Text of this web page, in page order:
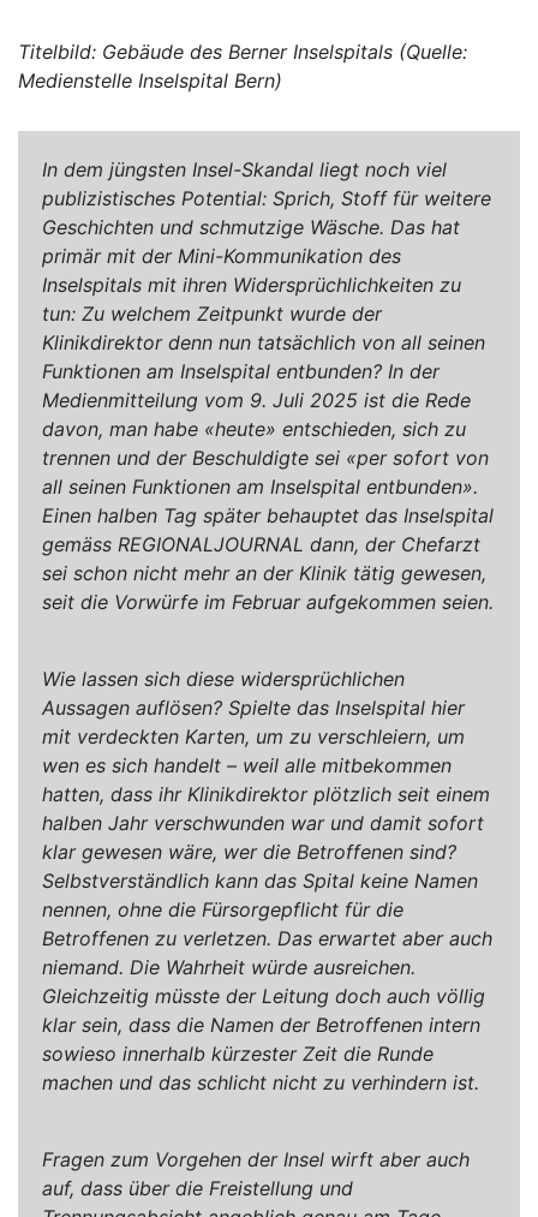
Titelbild: Gebäude des Berner Inselspitals (Quelle:
Medienstelle Inselspital Bern)
In dem jüngsten Insel-Skandal liegt noch viel
publizistisches Potential: Sprich, Stoff für weitere
Geschichten und schmutzige Wäsche. Das hat
primär mit der Mini-Kommunikation des
Inselspitals mit ihren Widersprüchlichkeiten zu
tun: Zu welchem Zeitpunkt wurde der
Klinikdirektor denn nun tatsächlich von all seinen
Funktionen am Inselspital entbunden? In der
Medienmitteilung vom 9. Juli 2025 ist die Rede
davon, man habe «heute» entschieden, sich zu
trennen und der Beschuldigte sei «per sofort von
all seinen Funktionen am Inselspital entbunden».
Einen halben Tag später behauptet das Inselspital
gemäss REGIONALJOURNAL dann, der Chefarzt
sei schon nicht mehr an der Klinik tätig gewesen,
seit die Vorwürfe im Februar aufgekommen seien.
Wie lassen sich diese widersprüchlichen
Aussagen auflösen? Spielte das Inselspital hier
mit verdeckten Karten, um zu verschleiern, um
wen es sich handelt – weil alle mitbekommen
hatten, dass ihr Klinikdirektor plötzlich seit einem
halben Jahr verschwunden war und damit sofort
klar gewesen wäre, wer die Betroffenen sind?
Selbstverständlich kann das Spital keine Namen
nennen, ohne die Fürsorgepflicht für die
Betroffenen zu verletzen. Das erwartet aber auch
niemand. Die Wahrheit würde ausreichen.
Gleichzeitig müsste der Leitung doch auch völlig
klar sein, dass die Namen der Betroffenen intern
sowieso innerhalb kürzester Zeit die Runde
machen und das schlicht nicht zu verhindern ist.
Fragen zum Vorgehen der Insel wirft aber auch
auf, dass über die Freistellung und